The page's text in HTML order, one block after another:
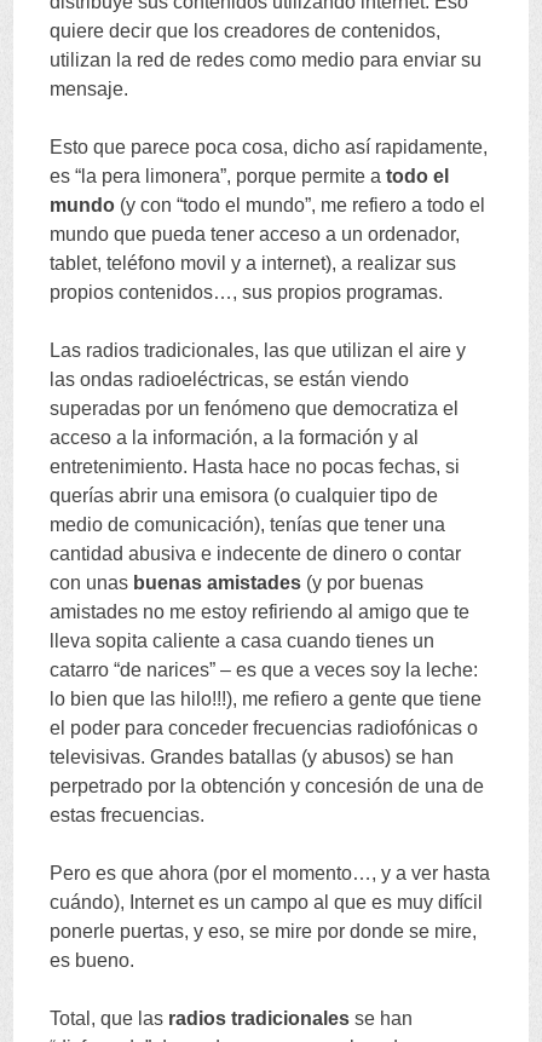
quiere decir que los creadores de contenidos,
utilizan la red de redes como medio para enviar su
mensaje.
Esto que parece poca cosa,dicho así rapidamente,
es “ la pera limonera”, porque permite a todo el
mundo (y con “todo el mundo”, me refiero a todo el
mundo que pueda tener acceso a un ordenador,
tablet,teléfono movil y a internet),a realizar sus
propios contenidos…,sus propios programas.
Las radios tradicionales, las que utilizan el aire y
las ondas radioeléctricas,se están viendo
superadas por un fenómeno que democratiza el
acceso a la información,a la formación y al
entretenimiento. Hasta hace no pocas fechas,si
querías abrir una emisora (o cualquier tipo de
medio de comunicación),tenías que tener una
cantidad abusiva e indecente de dinero o contar
con unas buenas amistades (y por buenas
amistades no me estoy refiriendo al amigo que te
lleva sopita caliente a casa cuando tienes un
catarro “de narices” –es que a veces soy la leche:
lo bien que las hilo!!!), me refiero a gente que tiene
el poder para conceder frecuencias radiofónicas o
televisivas.Grandes batallas (y abusos)se han
perpetrado por la obtención y concesión de una de
estas frecuencias.
Pero es que ahora (por el momento…,y a ver hasta
cuándo), Internet es un campo al que es muy difícil
ponerle puertas,y eso,se mire por donde se mire,
es bueno.
Total ,que las radios tradicionales se han